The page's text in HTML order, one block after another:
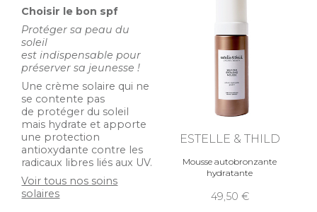
Choisir le bon spf
Protéger sa peau du
soleil
est indispensable pour
préserver sa jeunesse !
Une crème solaire qui ne
se contente pas
de protéger du soleil
mais hydrate et apporte
une protection
antioxydante contre les
radicaux libres liés aux UV.
Voir tous nos soins
solaires
ESTELLE & THILD
Mousse autobronzante
hydratante
49,50